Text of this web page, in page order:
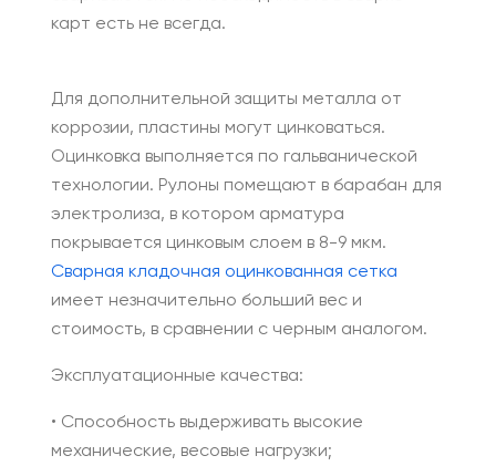
карт есть не всегда.
Для дополнительной защиты металла от
коррозии, пластины могут цинковаться.
Оцинковка выполняется по гальванической
технологии. Рулоны помещают в барабан для
электролиза, в котором арматура
покрывается цинковым слоем в 8-9 мкм.
Сварная кладочная оцинкованная сетка
имеет незначительно больший вес и
стоимость, в сравнении с черным аналогом.
Эксплуатационные качества:
• Способность выдерживать высокие
механические, весовые нагрузки;